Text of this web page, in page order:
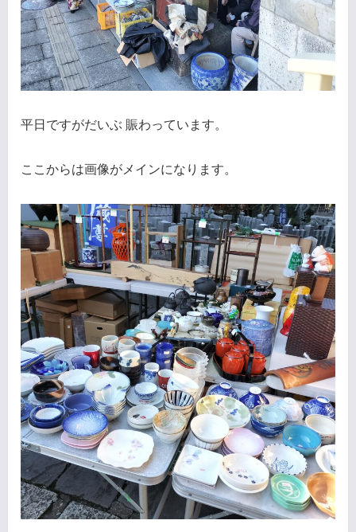
平日ですがだいぶ 賑わっています。
ここからは画像がメインになります。